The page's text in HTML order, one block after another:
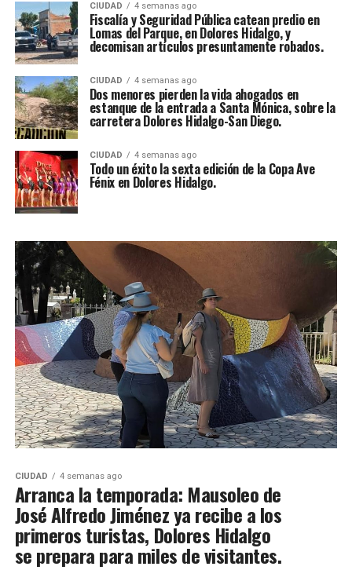
CIUDAD 4 semanas ago
Fiscalía y Seguridad Pública catean predio en
Lomas del Parque, en Dolores Hidalgo, y
decomisan artículos presuntamente robados.
CIUDAD 4 semanas ago
Dos menores pierden la vida ahogados en
estanque de la entrada a Santa Mónica, sobre la
carretera Dolores Hidalgo-San Diego.
CIUDAD 4 semanas ago
Todo un éxito la sexta edición de la Copa Ave
Fénix en Dolores Hidalgo.
CIUDAD 4 semanas ago
Arranca la temporada: Mausoleo de
José Alfredo Jiménez ya recibe a los
primeros turistas, Dolores Hidalgo
se prepara para miles de visitantes.